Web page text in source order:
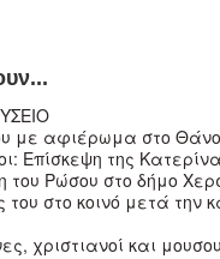
με αφιέρωμα στο
Επίσκεψη της
του Ρώσου στο δήμο
του στο κοινό μετά την
χριστιανοί και